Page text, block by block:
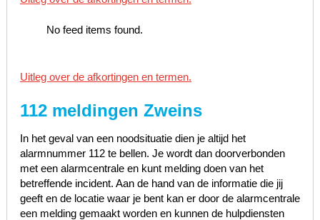
No feed items found.
Uitleg over de afkortingen en termen.
112 meldingen Zweins
In het geval van een noodsituatie dien je altijd het
alarmnummer 112 te bellen. Je wordt dan doorverbonden
met een alarmcentrale en kunt melding doen van het
betreffende incident. Aan de hand van de informatie die jij
geeft en de locatie waar je bent kan er door de alarmcentrale
een melding gemaakt worden en kunnen de hulpdiensten